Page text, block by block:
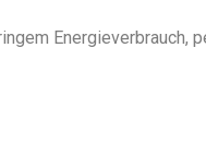
Energieverbrauch,